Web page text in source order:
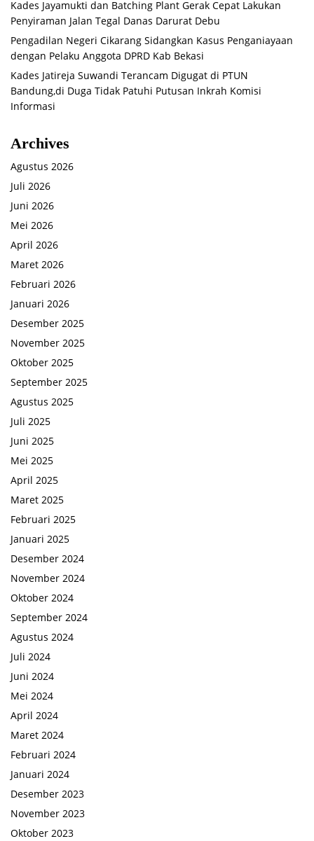
Kades Jayamukti dan Batching Plant Gerak Cepat Lakukan
Penyiraman Jalan Tegal Danas Darurat Debu
Pengadilan Negeri Cikarang Sidangkan Kasus Penganiayaan
dengan Pelaku Anggota DPRD Kab Bekasi
Kades Jatireja Suwandi Terancam Digugat di PTUN
Bandung,di Duga Tidak Patuhi Putusan Inkrah Komisi
Informasi
Archives
Agustus 2026
Juli 2026
Juni 2026
Mei 2026
April 2026
Maret 2026
Februari 2026
Januari 2026
Desember 2025
November 2025
Oktober 2025
September 2025
Agustus 2025
Juli 2025
Juni 2025
Mei 2025
April 2025
Maret 2025
Februari 2025
Januari 2025
Desember 2024
November 2024
Oktober 2024
September 2024
Agustus 2024
Juli 2024
Juni 2024
Mei 2024
April 2024
Maret 2024
Februari 2024
Januari 2024
Desember 2023
November 2023
Oktober 2023